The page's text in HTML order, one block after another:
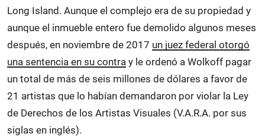
Long Island. Aunque el complejo era de su propiedad y
aunque el inmueble entero fue demolido algunos meses
después, en noviembre de 2017 un juez federal otorgó
una sentencia en su contra y le ordenó a Wolkoff pagar
un total de más de seis millones de dólares a favor de
21 artistas que lo habían demandaron por violar la Ley
de Derechos de los Artistas Visuales (V.A.R.A. por sus
siglas en inglés).